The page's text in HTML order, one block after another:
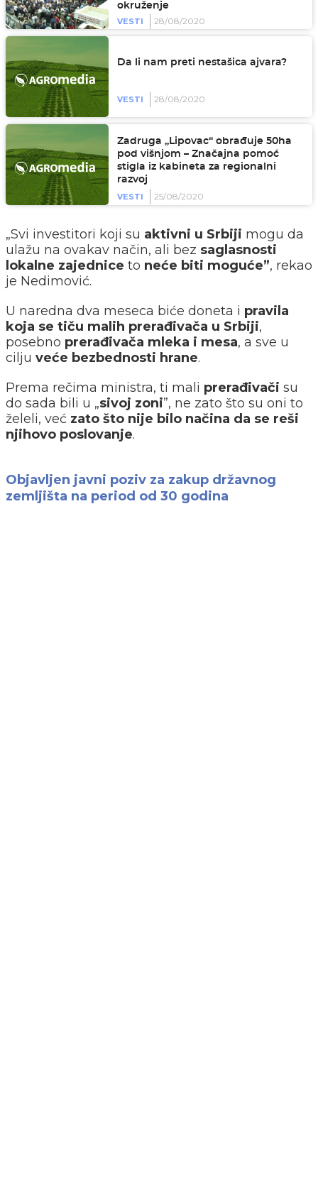
okruženje
VESTI
28/08/2020
Da li nam preti nestašica ajvara?
VESTI 28/08/2020
Zadruga „Lipovac“ obrađuje 50ha
pod višnjom – Značajna pomoć
stigla iz kabineta za regionalni
razvoj
VESTI
25/08/2020
„Svi investitori koji su aktivni u Srbiji mogu da
ulažu na ovakav način, ali bez saglasnosti
lokalne zajednice to neće biti moguće”, rekao
je Nedimović.
U naredna dva meseca biće doneta i pravila
koja se tiču malih prerađivača u Srbiji,
posebno prerađivača mleka i mesa, a sve u
cilju veće bezbednosti hrane.
Prema rečima ministra, ti mali prerađivači su
do sada bili u „sivoj zoni”, ne zato što su oni to
želeli, već zato što nije bilo načina da se reši
njihovo poslovanje.
Objavljen javni poziv za zakup državnog
zemljišta na period od 30 godina